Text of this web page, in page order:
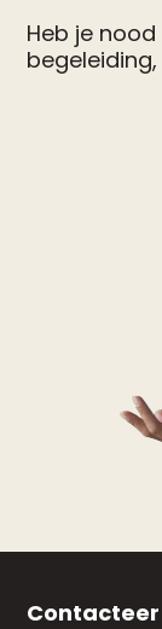
Heb je
Contacteer